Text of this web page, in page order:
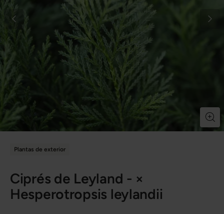
Plantas de exterior
Ciprés de Leyland - ×
Hesperotropsis leylandii